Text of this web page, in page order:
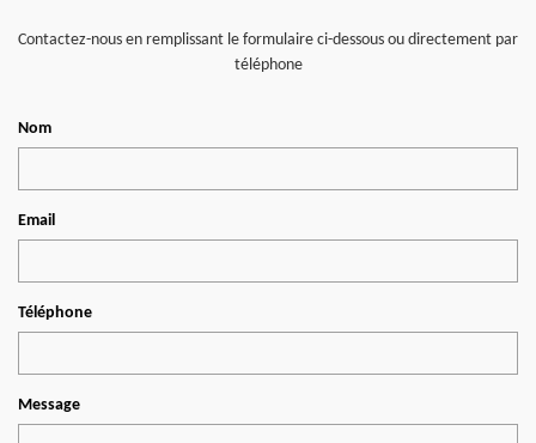
Contactez-nous en remplissant le formulaire ci-dessous ou directement par
téléphone
Nom
Email
Téléphone
Message